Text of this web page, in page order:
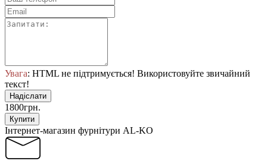
Увага: HTML не підтримується! Використовуйте звичайний
текст!
Надіслати
1800грн.
Купити
Інтернет-магазин фурнітури AL-KO